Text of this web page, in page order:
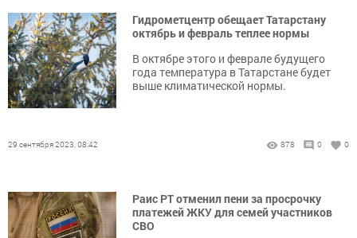
Гидрометцентр обещает Татарстану
октябрь и февраль теплее нормы
В октябре этого и феврале будущего
года температура в Татарстане будет
выше климатической нормы.
29 сентября 2023, 08:42 878 0 0
Раис РТ отменил пени за просрочку
платежей ЖКУ для семей участников
СВО